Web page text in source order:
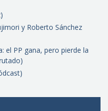
y Roberto Sánchez
el PP gana, pero pierde la